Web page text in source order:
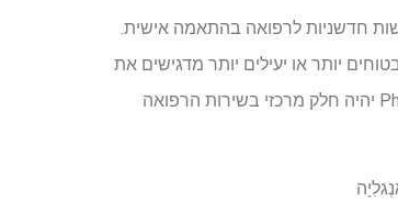
חדשניות לרפואה בהתאמה אישית.
יותר או יעילים יותר מדגישים את
ההבדל האמיתי שגישה זו יכולה לעשות בחייהם של אנשים. Pharmacogenomics יהיה חלק מרכזי בשירות הרפואה